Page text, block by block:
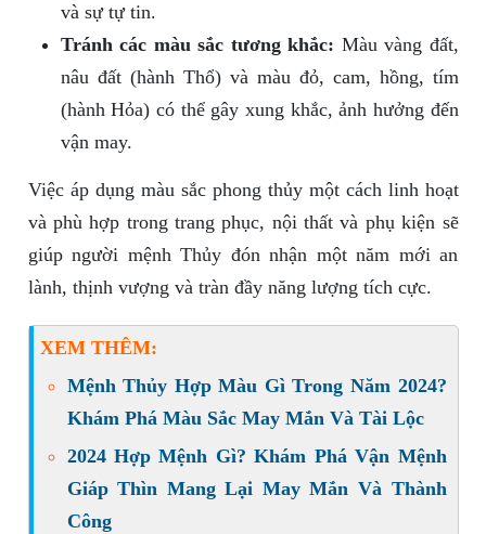
và sự tự tin.
Tránh các màu sắc tương khắc: Màu vàng đất,
nâu đất (hành Thổ) và màu đỏ, cam, hồng, tím
(hành Hỏa) có thể gây xung khắc, ảnh hưởng đến
vận may.
Việc áp dụng màu sắc phong thủy một cách linh hoạt
và phù hợp trong trang phục, nội thất và phụ kiện sẽ
giúp người mệnh Thủy đón nhận một năm mới an
lành, thịnh vượng và tràn đầy năng lượng tích cực.
XEM THÊM:
Mệnh Thủy Hợp Màu Gì Trong Năm 2024?
Khám Phá Màu Sắc May Mắn Và Tài Lộc
2024 Hợp Mệnh Gì? Khám Phá Vận Mệnh
Giáp Thìn Mang Lại May Mắn Và Thành
Công